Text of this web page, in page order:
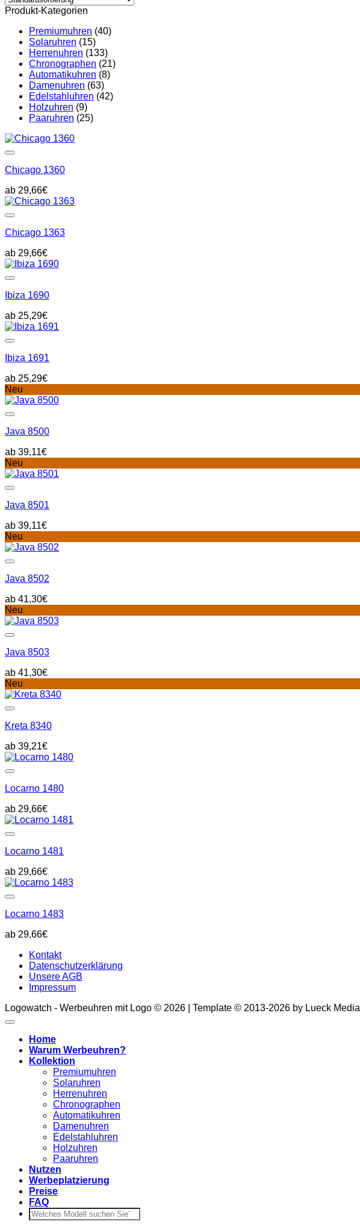
Produkt-Kategorien
Premiumuhren (40)
Solaruhren (15)
Herrenuhren (133)
Chronographen (21)
Automatikuhren (8)
Damenuhren (63)
Edelstahluhren (42)
Holzuhren (9)
Paaruhren (25)
Chicago 1360
29,66€
Chicago 1363
29,66€
Ibiza 1690
25,29€
Ibiza 1691
25,29€
Neu
Java 8500
39,11€
Neu
Java 8501
39,11€
Neu
Java 8502
41,30€
Neu
Java 8503
41,30€
Neu
Kreta 8340
39,21€
Locarno 1480
29,66€
Locarno 1481
29,66€
Locarno 1483
29,66€
Kontakt
Datenschutzerklärung
Unsere AGB
Impressum
Logowatch - Werbeuhren mit Logo © 2026 | Template © 2013-2026 by Lueck Media
Home
Warum Werbeuhren?
Kollektion
Premiumuhren
Solaruhren
Herrenuhren
Chronographen
Automatikuhren
Damenuhren
Edelstahluhren
Holzuhren
Paaruhren
Nutzen
Werbeplatzierung
Preise
FAQ
Suchen